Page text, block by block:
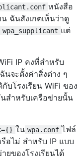
หนังสือ
ฉันสังเกตเห็นว่าดู
wpa_supplicant แต่
IP คงที่สำหรับ
นจะตั้งค่าสิ่งต่าง ๆ
บโรงเรียน WiFi ของ
สำหรับเครือข่ายนั้น
ใน wpa.conf ไฟล์
อไม่ สำหรับ IP แบบ
ยของโรงเรียนได้